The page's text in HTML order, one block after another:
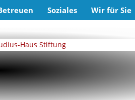
Soziales Wir für Sie